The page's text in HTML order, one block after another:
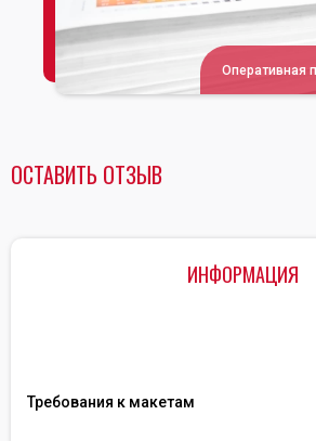
ИНФОРМАЦИЯ
Требования к макетам
Оперативная
ОСТАВИТЬ ОТЗЫВ